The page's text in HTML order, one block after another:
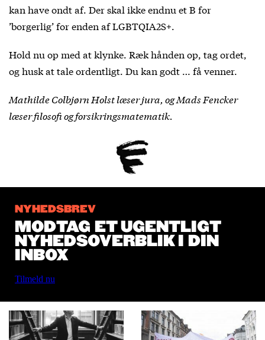
kan have ondt af. Der skal ikke endnu et B for
’borgerlig’ for enden af LGBTQIA2S+.
Hold nu op med at klynke. Ræk hånden op, tag ordet,
og husk at tale ordentligt. Du kan godt … få venner.
Mathilde Colbjørn Holst læser jura, og Mads Fencker
læser filosofi og forsikringsmatematik.
NYHEDSBREV
MODTAG ET UGENTLIGT
NYHEDSOVERBLIK I DIN
INBOX
Tilmeld nu